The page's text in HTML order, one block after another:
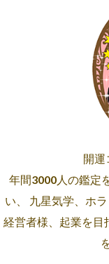
開運
年間3000人の鑑定
い、 九星気学、ホ
経営者様、起業を目